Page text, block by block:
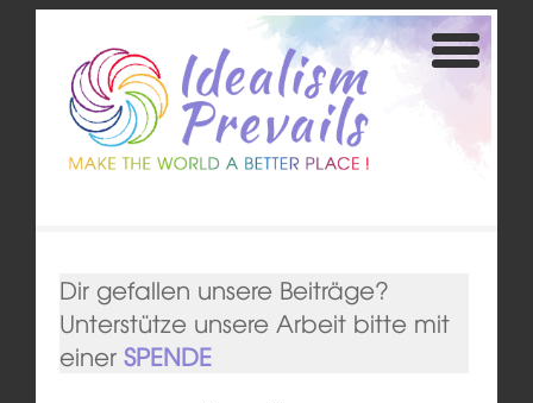
Dir gefallen unsere Beiträge?
Unterstütze unsere Arbeit bitte mit
einer SPENDE